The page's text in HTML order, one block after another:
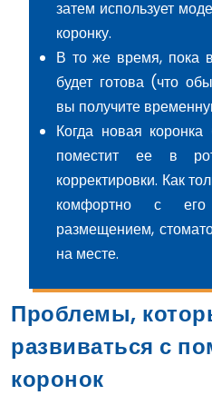
затем использует
коронку.
В то же время, пока
будет готова (что
вы получите
Когда новая коронка
поместит ее в
корректировки. Как
комфортно с
размещением,
на месте.
Проблемы,
развиваться с
коронок